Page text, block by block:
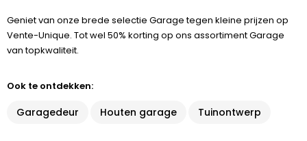
Geniet van onze brede selectie Garage tegen kleine prijzen op
Vente-Unique. Tot wel 50% korting op ons assortiment Garage
van topkwaliteit.
Ook te ontdekken:
Garagedeur Houten garage Tuinontwerp